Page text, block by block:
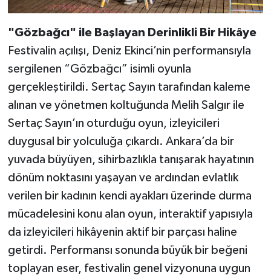
"Gözbağcı" ile Başlayan Derinlikli Bir Hikâye
Festivalin açılışı, Deniz Ekinci’nin performansıyla
sergilenen “Gözbağcı” isimli oyunla
gerçekleştirildi. Sertaç Sayın tarafından kaleme
alınan ve yönetmen koltuğunda Melih Salgır ile
Sertaç Sayın’ın oturduğu oyun, izleyicileri
duygusal bir yolculuğa çıkardı. Ankara’da bir
yuvada büyüyen, sihirbazlıkla tanışarak hayatının
dönüm noktasını yaşayan ve ardından evlatlık
verilen bir kadının kendi ayakları üzerinde durma
mücadelesini konu alan oyun, interaktif yapısıyla
da izleyicileri hikâyenin aktif bir parçası haline
getirdi. Performansı sonunda büyük bir beğeni
toplayan eser, festivalin genel vizyonuna uygun